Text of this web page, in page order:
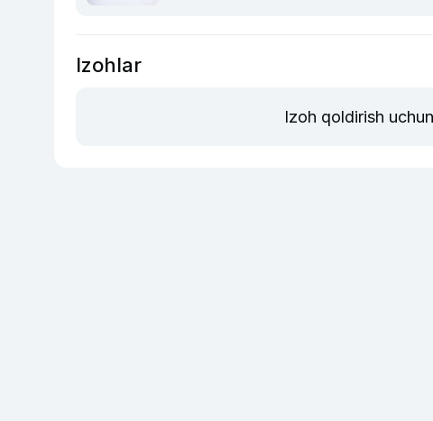
Izohlar
Izoh qoldirish